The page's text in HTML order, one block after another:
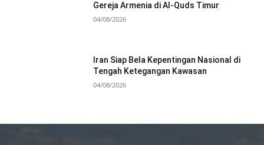
Gereja Armenia di Al-Quds Timur
04/08/2026
Iran Siap Bela Kepentingan Nasional di
Tengah Ketegangan Kawasan
04/08/2026